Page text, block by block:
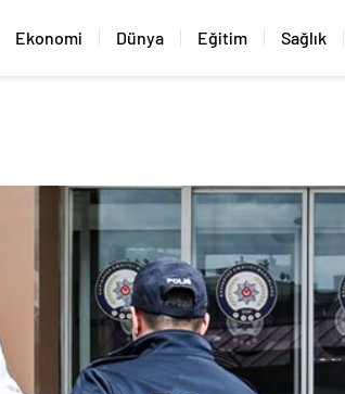
Ekonomi Dünya Eğitim Sağlık